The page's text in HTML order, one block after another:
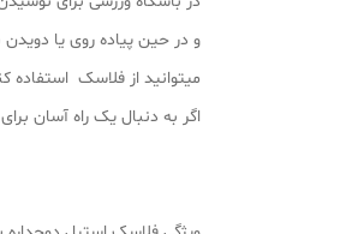
و در حین پیاده روی یا
میتوانید از فلاسک استفاده
اگر به دنبال یک راه آسان